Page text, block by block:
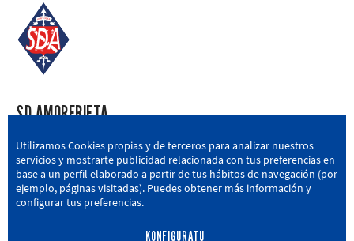
SD AMOREBIETA
San Miguel Kalea, 16, 48340 Amorebieta, Bizkaia
946 604 751 | sda@sdamorebieta.eus
Utilizamos Cookies propias y de terceros para analizar nuestros
servicios y mostrarte publicidad relacionada con tus preferencias en
base a un perfil elaborado a partir de tus hábitos de navegación (por
ejemplo, páginas visitadas). Puedes obtener más información y
configurar tus preferencias.
KONFIGURATU